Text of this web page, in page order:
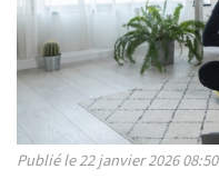
Publié le 22 janvier 2026 08:50